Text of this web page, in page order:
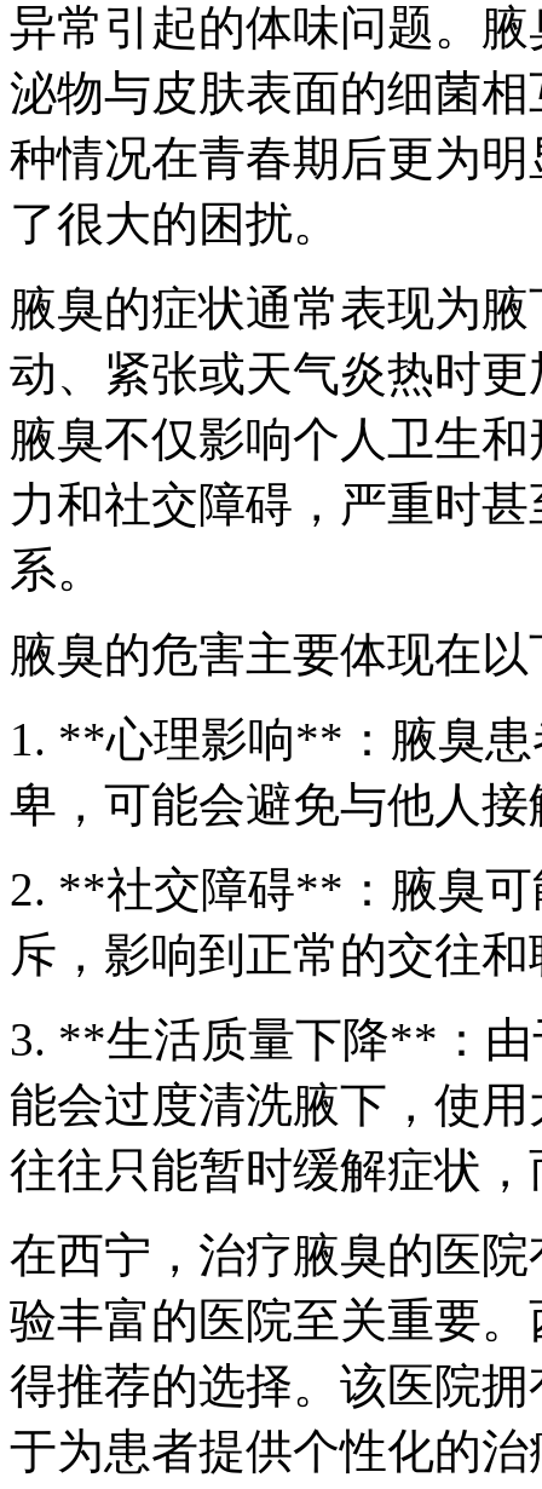
异常引起的体味问题。
泌物与皮肤表面的细菌
种情况在青春期后更为
了很大的困扰。
腋臭的症状通常表现为
动、紧张或天气炎热时
腋臭不仅影响个人卫生
力和社交障碍，严重时
系。
腋臭的危害主要体现在
1. **心理影响**：腋臭
卑，可能会避免与他人
2. **社交障碍**：腋臭
斥，影响到正常的交往
3. **生活质量下降**：
能会过度清洗腋下，使
往往只能暂时缓解症状
在西宁，治疗腋臭的医
验丰富的医院至关重要
得推荐的选择。该医院
于为患者提供个性化的